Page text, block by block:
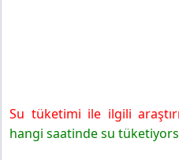
Su tüketimi ile ilgili
hangi saatinde su